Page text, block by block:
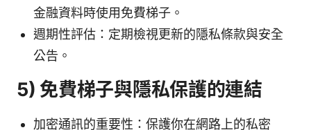
金融資料時使用免費梯子。
週期性評估：定期檢視更新的隱私條款與安全
公告。
5) 免費梯子與隱私保護的連結
加密通訊的重要性：保護你在網路上的私密